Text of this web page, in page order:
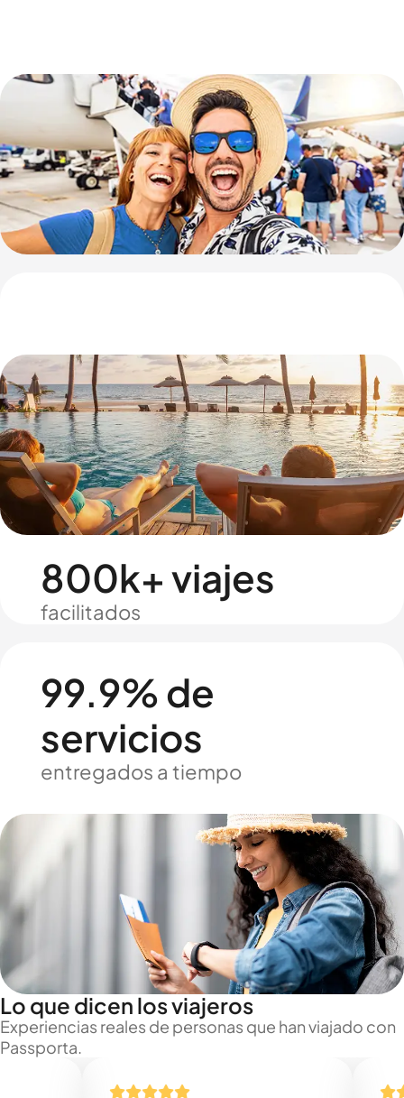
800k+ viajes
facilitados
99.9% de
servicios
entregados a tiempo
Lo que dicen los viajeros
Experiencias reales de personas que han viajado con
Passporta.